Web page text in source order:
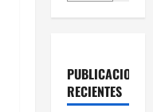
PUBLICACIONES
RECIENTES